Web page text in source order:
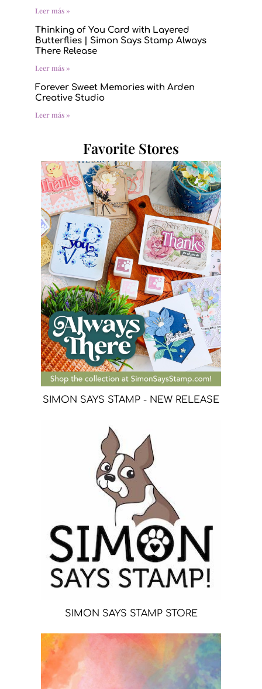
Leer más »
Thinking of You Card with Layered
Butterflies | Simon Says Stamp Always
There Release
Leer más »
Forever Sweet Memories with Arden
Creative Studio
Leer más »
Favorite Stores
SIMON SAYS STAMP - NEW RELEASE
SIMON SAYS STAMP STORE